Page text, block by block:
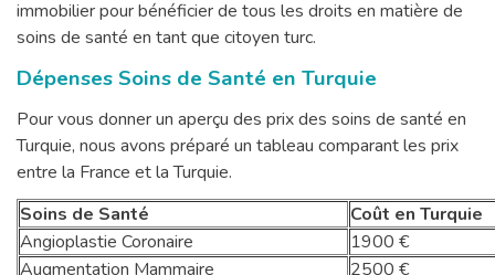
immobilier pour bénéficier de tous les droits en matière de
soins de santé en tant que citoyen turc.
Dépenses Soins de Santé en Turquie
Pour vous donner un aperçu des prix des soins de santé en
Turquie, nous avons préparé un tableau comparant les prix
entre la France et la Turquie.
Soins de Santé
Coût en Turquie
Angioplastie Coronaire
1900 €
Augmentation Mammaire
2500 €